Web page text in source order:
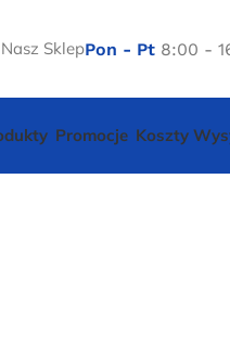
Nasz SklepPon - Pt 8:00 -
Promocje Koszty